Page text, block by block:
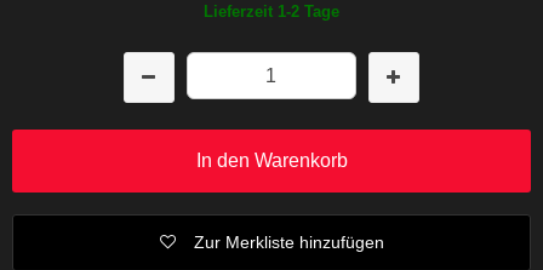
Lieferzeit 1-2 Tage
In den Warenkorb
Zur Merkliste hinzufügen